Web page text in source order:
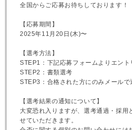
全国からご応募お待ちしております！
【応募期間】
2025年11月20日(木)〜
【選考方法】
STEP1：下記応募フォームよりエント
STEP2：書類選考
STEP3：合格された方にのみメールで
【選考結果の通知について】
大変恐れ入りますが、選考通過・採用
せていただきます。